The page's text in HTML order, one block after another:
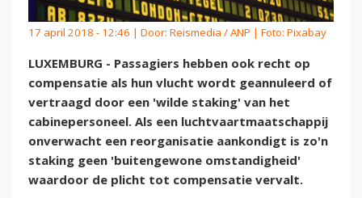
17 april 2018 - 12:46 | Door: Reismedia / ANP | Foto: Pixabay
LUXEMBURG - Passagiers hebben ook recht op
compensatie als hun vlucht wordt geannuleerd of
vertraagd door een 'wilde staking' van het
cabinepersoneel. Als een luchtvaartmaatschappij
onverwacht een reorganisatie aankondigt is zo'n
staking geen 'buitengewone omstandigheid'
waardoor de plicht tot compensatie vervalt.